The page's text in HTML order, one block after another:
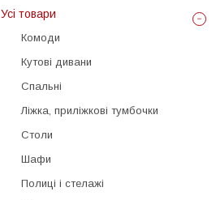
Усі товари
Комоди
Кутові дивани
Спальні
Ліжка, приліжкові тумбочки
Столи
Шафи
Полиці і стелажі